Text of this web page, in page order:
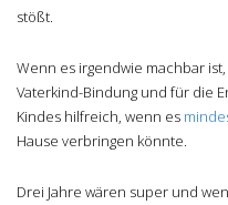
stößt.
Wenn es irgendwie machbar
Vaterkind-Bindung und für die
Kindes hilfreich, wenn es
Hause verbringen könnte.
Drei Jahre wären super und